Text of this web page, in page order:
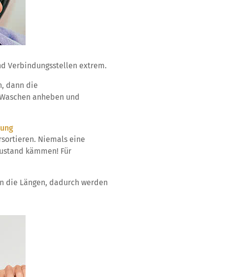
Verbindungsstellen extrem.
dann die
anheben und
Niemals eine
kämmen! Für
die Längen, dadurch werden